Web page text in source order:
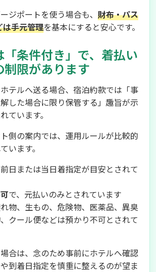
ジポートを使う場合も、 財布・パス
は手元管理を基本にすると安心です。
条件付き」で、着払い
制限があります
テルへ送る場合、宿泊約款では「事
した場合に限り保管する」趣旨が示
ています。
側の案内では、運用ルールが比較的
います。
日または当日着指定が目安とされて
で、元払いのみとされています
物、生もの、危険物、医薬品、異臭
クール便などは預かり不可とされて
合は、念のため事前にホテルへ確認
到着日指定を慎重に整えるのが望ま